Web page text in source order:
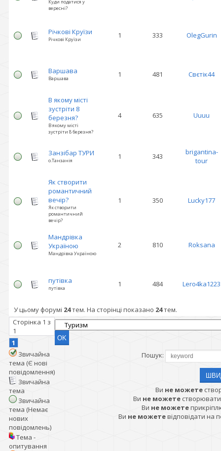
Куди податися у
вересні?
Річкові Круїзи
Річкові Круїзи 1 333 OlegGurin
Варшава
Варшава 1 481 Свєтік44
В якому місті
зустріти 8
березня?
В якому місті
зустріти 8 березня?
4 635 Uuuu
Занзібар ТУРИ
о.Танзанія 1 343
brigantina-
tour
Як створити
романтичний
вечір?
Як створити
романтичний
вечір?
1 350 Lucky177
Мандрівка
Україною
Мандрівка Україною
2 810 Roksana
путівка
путівка 1 484 Lero4ka1223
У цьому форумі 24тем. На сторінці показано 24тем.
Сторінка 1 з
1
1
Звичайна
тема (Є нові
повідомлення)
Звичайна
тема
Звичайна
тема (Немає
нових
повідомлень)
Тема -
опитування
Пошук:
Ви не можете
Ви не можете
Ви не можете
Ви не можетевідповідати на